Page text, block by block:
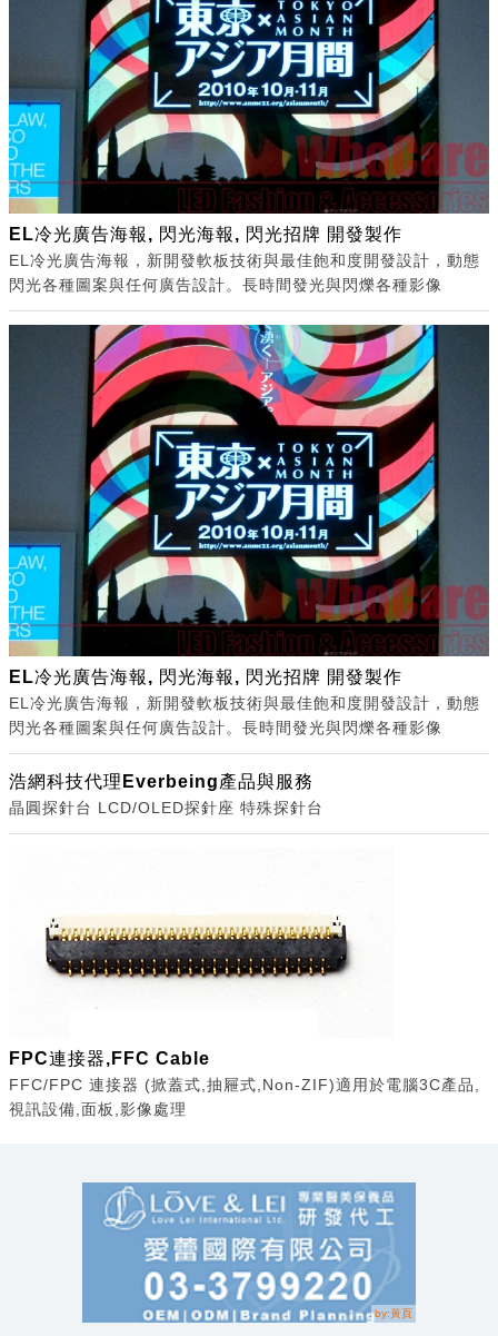
EL冷光廣告海報, 閃光海報, 閃光招牌 開發製作
EL冷光廣告海報，新開發軟板技術與最佳飽和度開發設計，動態
閃光各種圖案與任何廣告設計。長時間發光與閃爍各種影像
EL冷光廣告海報, 閃光海報, 閃光招牌 開發製作
EL冷光廣告海報，新開發軟板技術與最佳飽和度開發設計，動態
閃光各種圖案與任何廣告設計。長時間發光與閃爍各種影像
浩網科技代理Everbeing產品與服務
晶圓探針台 LCD/OLED探針座 特殊探針台
FPC連接器,FFC Cable
FFC/FPC 連接器 (掀蓋式,抽屜式,Non-ZIF)適用於電腦3C產品,
視訊設備,面板,影像處理